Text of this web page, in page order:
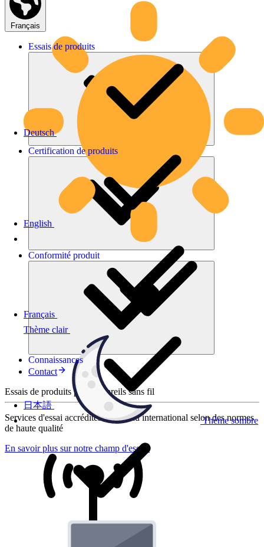
Thème clair
Thème sombre
Français
Deutsch
English
Français
日本語
Essais de produits
Certification de produits
Conformité produit
Connaissances
Contact
Essais de produits pour appareils sans fil
Services d'essai accrédités au niveau international selon des normes
de haute qualité
En savoir plus sur notre champ d'essais